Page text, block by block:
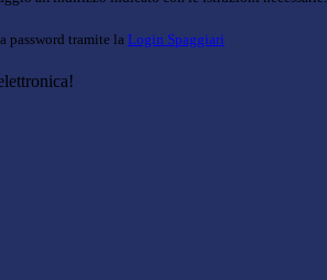
password tramite la Login Spaggiari